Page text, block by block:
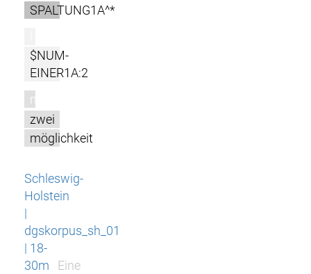
SPALTUNG1A^*
$NUM-
EINER1A:2
m
zwei
möglichkeit
Schleswig-
Holstein
|
dgskorpus_sh_01
| 18-
30m
Eine